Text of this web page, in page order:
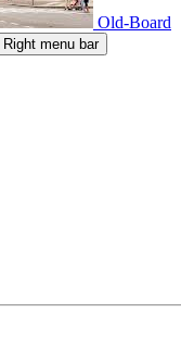
Old-Board
Right menu bar